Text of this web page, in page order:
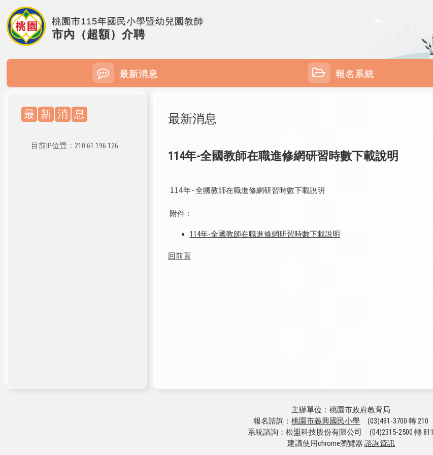
桃園市115年國民小學暨幼兒園教師
市內（超額）介聘
最新消息 報名系統
最 新 消 息
目前IP位置：210.61.196.126
最新消息
114年-全國教師在職進修網研習時數下載說明
114年-全國教師在職進修網研習時數下載說明
附件：
114年-全國教師在職進修網研習時數下載說明
回前頁
主辦單位：桃園市政府教育局
報名諮詢：桃園市義興國民小學 (03)491-3700 轉 210
系統諮詢：松盟科技股份有限公司 (04)2315-2500 轉 811
建議使用chrome瀏覽器 諮詢資訊